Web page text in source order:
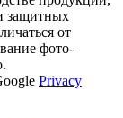
защитных
от
фото-
Privacy